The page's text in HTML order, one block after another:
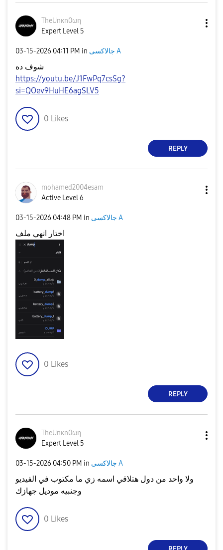
TheUnκn0ωη
Expert Level 5
‎03-15-2026 04:11 PM in جالاكسى A
شوف ده
https://youtu.be/J1FwPq7csSg?
si=QOev9HuHE6agSLV5
0 Likes
REPLY
mohamed2004esam
Active Level 6
‎03-15-2026 04:48 PM in جالاكسى A
اختار انهي ملف
0 Likes
REPLY
TheUnκn0ωη
Expert Level 5
‎03-15-2026 04:50 PM in جالاكسى A
ولا واحد من دول هتلاقي اسمه زي ما مكتوب في الفيديو
وجنبيه موديل جهازك
0 Likes